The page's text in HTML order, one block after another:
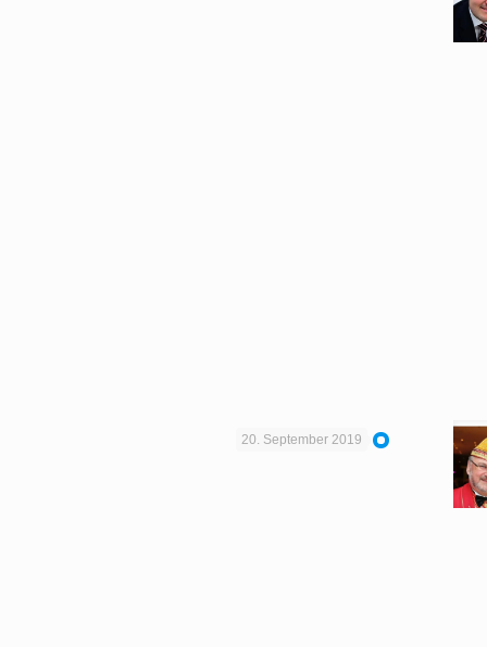
20. September 2019